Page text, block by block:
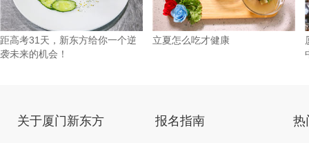
距高考31天，新东方给你一个逆
袭未来的机会！
立夏怎么吃才健康
关于厦门新东方 报名指南 热